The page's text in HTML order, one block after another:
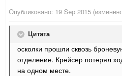
Опубликовано: 19 Sep 2015
Цитата
осколки прошли сквозь
отделение. Крейсер потерял
на одном месте.